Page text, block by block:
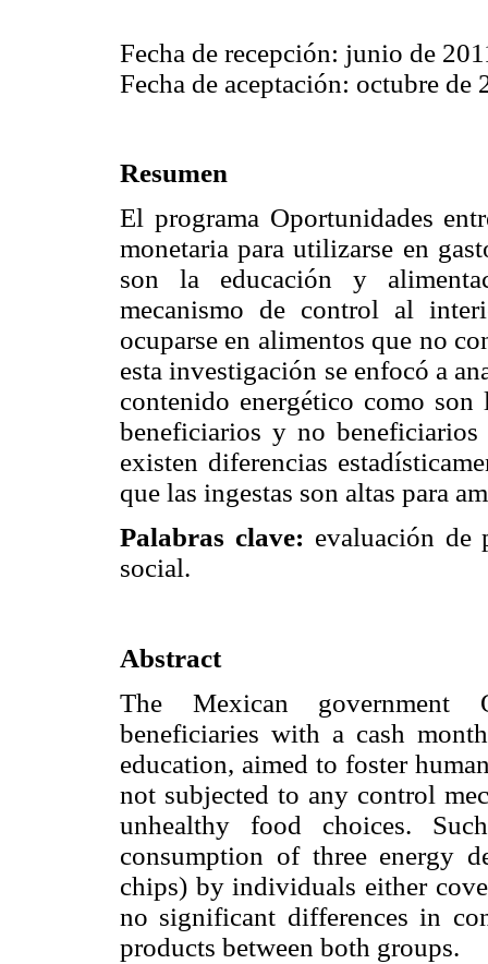
Fecha de recepción: junio de
Fecha de aceptación: octubre de
Resumen
El programa Oportunidades
monetaria para utilizarse en
son la educación y
mecanismo de control al
ocuparse en alimentos que no
esta investigación se enfocó a
contenido energético como
beneficiarios y no
existen diferencias
que las ingestas son altas para
Palabras clave: evaluación de
social.
Abstract
The Mexican government
beneficiaries with a cash
education, aimed to foster
not subjected to any control
unhealthy food choices.
consumption of three energy
chips) by individuals either
no significant differences in
products between both groups.